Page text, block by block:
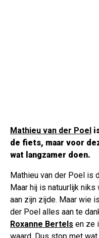
Mathieu van der Poel
de fiets, maar voor
wat langzamer doen.
Mathieu van der Poel is
Maar hij is natuurlijk
aan zijn zijde. Maar wie
der Poel alles aan te
Roxanne Bertels en ze
waard. Dus stop met